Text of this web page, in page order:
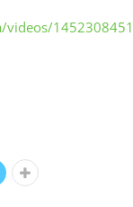
videos/